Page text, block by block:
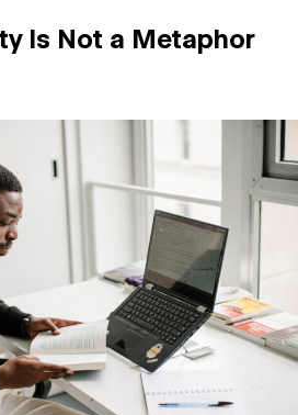
Is Not a Metaphor